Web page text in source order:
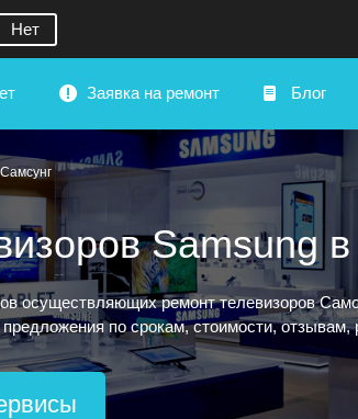
Нет
Заявка на ремонт Блог
Samsung
осуществляющих ремонт телевизоров
по срокам, стоимости,